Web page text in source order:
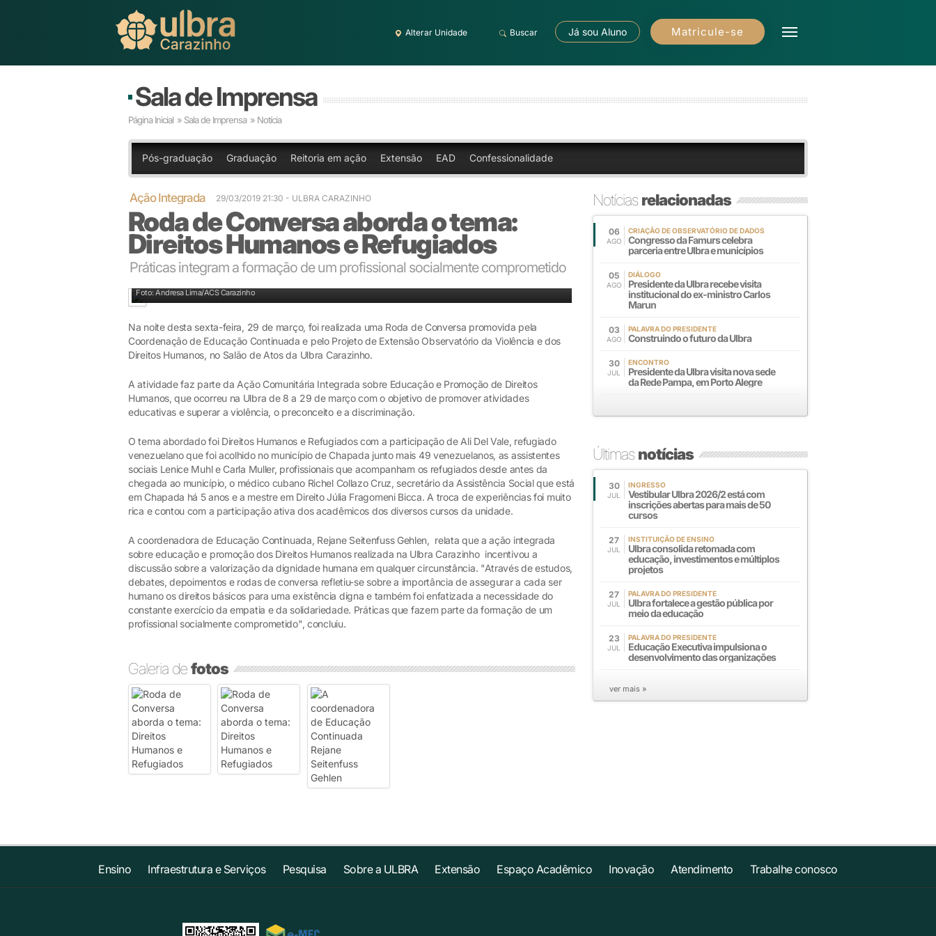
Alterar Unidade Buscar Já sou Aluno Matricule-se
Sala de Imprensa
Página Inicial » Sala de Imprensa » Notícia
Pós-graduação Graduação Reitoria em ação Extensão EAD Confessionalidade
Ação Integrada 29/03/2019 21:30 - ULBRA CARAZINHO
Roda de Conversa aborda o tema:
Direitos Humanos e Refugiados
Práticas integram a formação de um profissional socialmente comprometido
Foto: Andresa Lima/ACS Carazinho
Na noite desta sexta-feira, 29 de março, foi realizada uma Roda de Conversa promovida pela
Coordenação de Educação Continuada e pelo Projeto de Extensão Observatório da Violência e dos
Direitos Humanos, no Salão de Atos da Ulbra Carazinho.
A atividade faz parte da Ação Comunitária Integrada sobre Educação e Promoção de Direitos
Humanos, que ocorreu na Ulbra de 8 a 29 de março com o objetivo de promover atividades
educativas e superar a violência, o preconceito e a discriminação.
O tema abordado foi Direitos Humanos e Refugiados com a participação de Ali Del Vale, refugiado
venezuelano que foi acolhido no município de Chapada junto mais 49 venezuelanos, as assistentes
sociais Lenice Muhl e Carla Muller, profissionais que acompanham os refugiados desde antes da
chegada ao município, o médico cubano Richel Collazo Cruz, secretário da Assistência Social que está
em Chapada há 5 anos e a mestre em Direito Júlia Fragomeni Bicca. A troca de experiências foi muito
rica e contou com a participação ativa dos acadêmicos dos diversos cursos da unidade.
A coordenadora de Educação Continuada, Rejane Seitenfuss Gehlen, relata que a ação integrada
sobre educação e promoção dos Direitos Humanos realizada na Ulbra Carazinho incentivou a
discussão sobre a valorização da dignidade humana em qualquer circunstância. "Através de estudos,
debates, depoimentos e rodas de conversa refletiu-se sobre a importância de assegurar a cada ser
humano os direitos básicos para uma existência digna e também foi enfatizada a necessidade do
constante exercício da empatia e da solidariedade. Práticas que fazem parte da formação de um
profissional socialmente comprometido", concluiu.
Galeria defotos
Notíciasrelacionadas
06
AGO
CRIAÇÃO DE OBSERVATÓRIO DE DADOS
Congresso da Famurs celebra
parceria entre Ulbra e municípios
05
AGO
DIÁLOGO
Presidente da Ulbra recebe visita
institucional do ex-ministro Carlos
Marun
03
AGO
PALAVRA DO PRESIDENTE
Construindo o futuro da Ulbra
30
JUL
ENCONTRO
Presidente da Ulbra visita nova sede
da Rede Pampa, em Porto Alegre
Últimasnotícias
30
JUL
INGRESSO
Vestibular Ulbra 2026/2 está com
inscrições abertas para mais de 50
cursos
27
JUL
INSTITUIÇÃO DE ENSINO
Ulbra consolida retomada com
educação, investimentos e múltiplos
projetos
27
JUL
PALAVRA DO PRESIDENTE
Ulbra fortalece a gestão pública por
meio da educação
23
JUL
PALAVRA DO PRESIDENTE
Educação Executiva impulsiona o
desenvolvimento das organizações
ver mais »
Ensino Infraestrutura e Serviços Pesquisa Sobre a ULBRA Extensão Espaço Acadêmico Inovação Atendimento Trabalhe conosco